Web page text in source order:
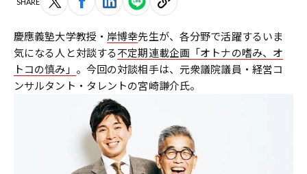
慶應義塾大学教授・ 岸博幸先生が、各分野で活躍するいま
気になる人と対談する不定期連載企画「オトナの嗜み、オ
トコの慎み」 。今回の対談相手は、元衆議院議員・経営コ
ンサルタント・タレントの宮崎謙介氏。